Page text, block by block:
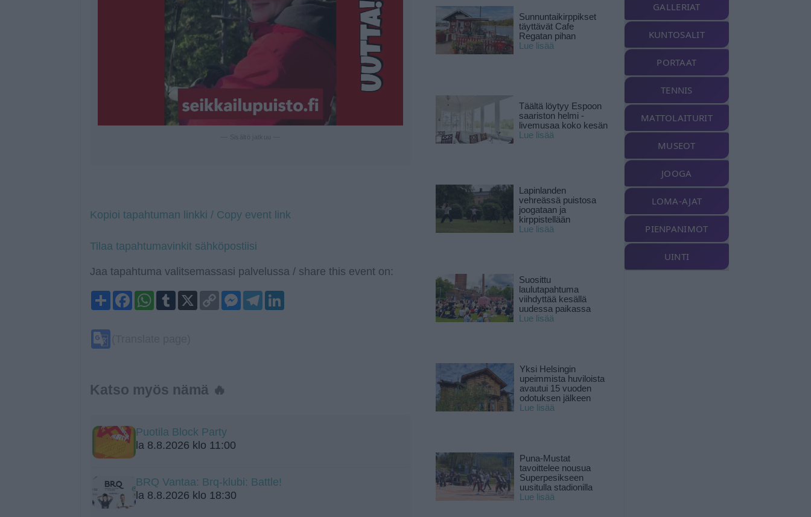
Kopioi tapahtuman linkki / Copy event link
Tilaa tapahtumavinkit sähköpostiisi
Jaa tapahtuma valitsemassasi palvelussa / share this event on:
ShareFacebook
WhatsApp
Tumblr
Copy
Link
Messenger
Telegram
Katso myös nämä 🔥
Puotila Block Party
la 8.8.2026 klo 11:00
BRQ Vantaa: Brq-klubi: Battle!
la 8.8.2026 klo 18:30
Sunnuntaikirppikset
täyttävät Cafe
Regatan pihan
Lue lisää
Täältä löytyy Espoon
saariston helmi -
livemusaa koko kesän
Lue lisää
Lapinlanden
vehreässä puistosa
joogataan ja
kirppistellään
Lue lisää
Suosittu
laulutapahtuma
viihdyttää kesällä
uudessa paikassa
Lue lisää
Yksi Helsingin
upeimmista huviloista
avautui 15 vuoden
odotuksen jälkeen
Lue lisää
Puna-Mustat
tavoittelee nousua
Superpesikseen
uusitulla stadionilla
Lue lisää
GALLERIAT
KUNTOSALIT
PORTAAT
TENNIS
MATTOLAITURIT
MUSEOT
JOOGA
LOMA-AJAT
PIENPANIMOT
UINTI